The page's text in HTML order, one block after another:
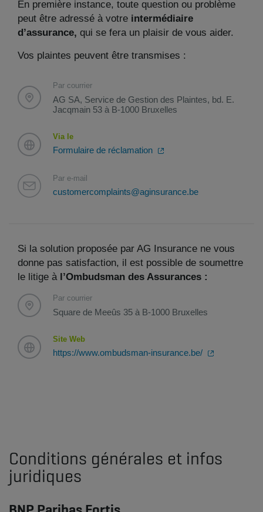
En première instance, toute question ou problème
peut être adressé à votre intermédiaire
d’assurance, qui se fera un plaisir de vous aider.
Vos plaintes peuvent être transmises :
Par courrier
AG SA, Service de Gestion des Plaintes, bd. E.
Jacqmain 53 à B-1000 Bruxelles
Via le
Formulaire de réclamation
Par e-mail
customercomplaints@aginsurance.be
Si la solution proposée par AG Insurance ne vous
donne pas satisfaction, il est possible de soumettre
le litige à l’Ombudsman des Assurances :
Par courrier
Square de Meeûs 35 à B-1000 Bruxelles
Site Web
https://www.ombudsman-insurance.be/
Conditions générales et infos
juridiques